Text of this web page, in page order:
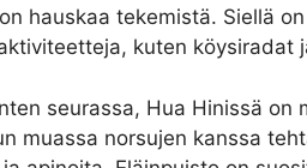
hauskaa tekemistä. Siellä
kuten
seurassa, Hua Hinissä
muassa norsujen kanssa